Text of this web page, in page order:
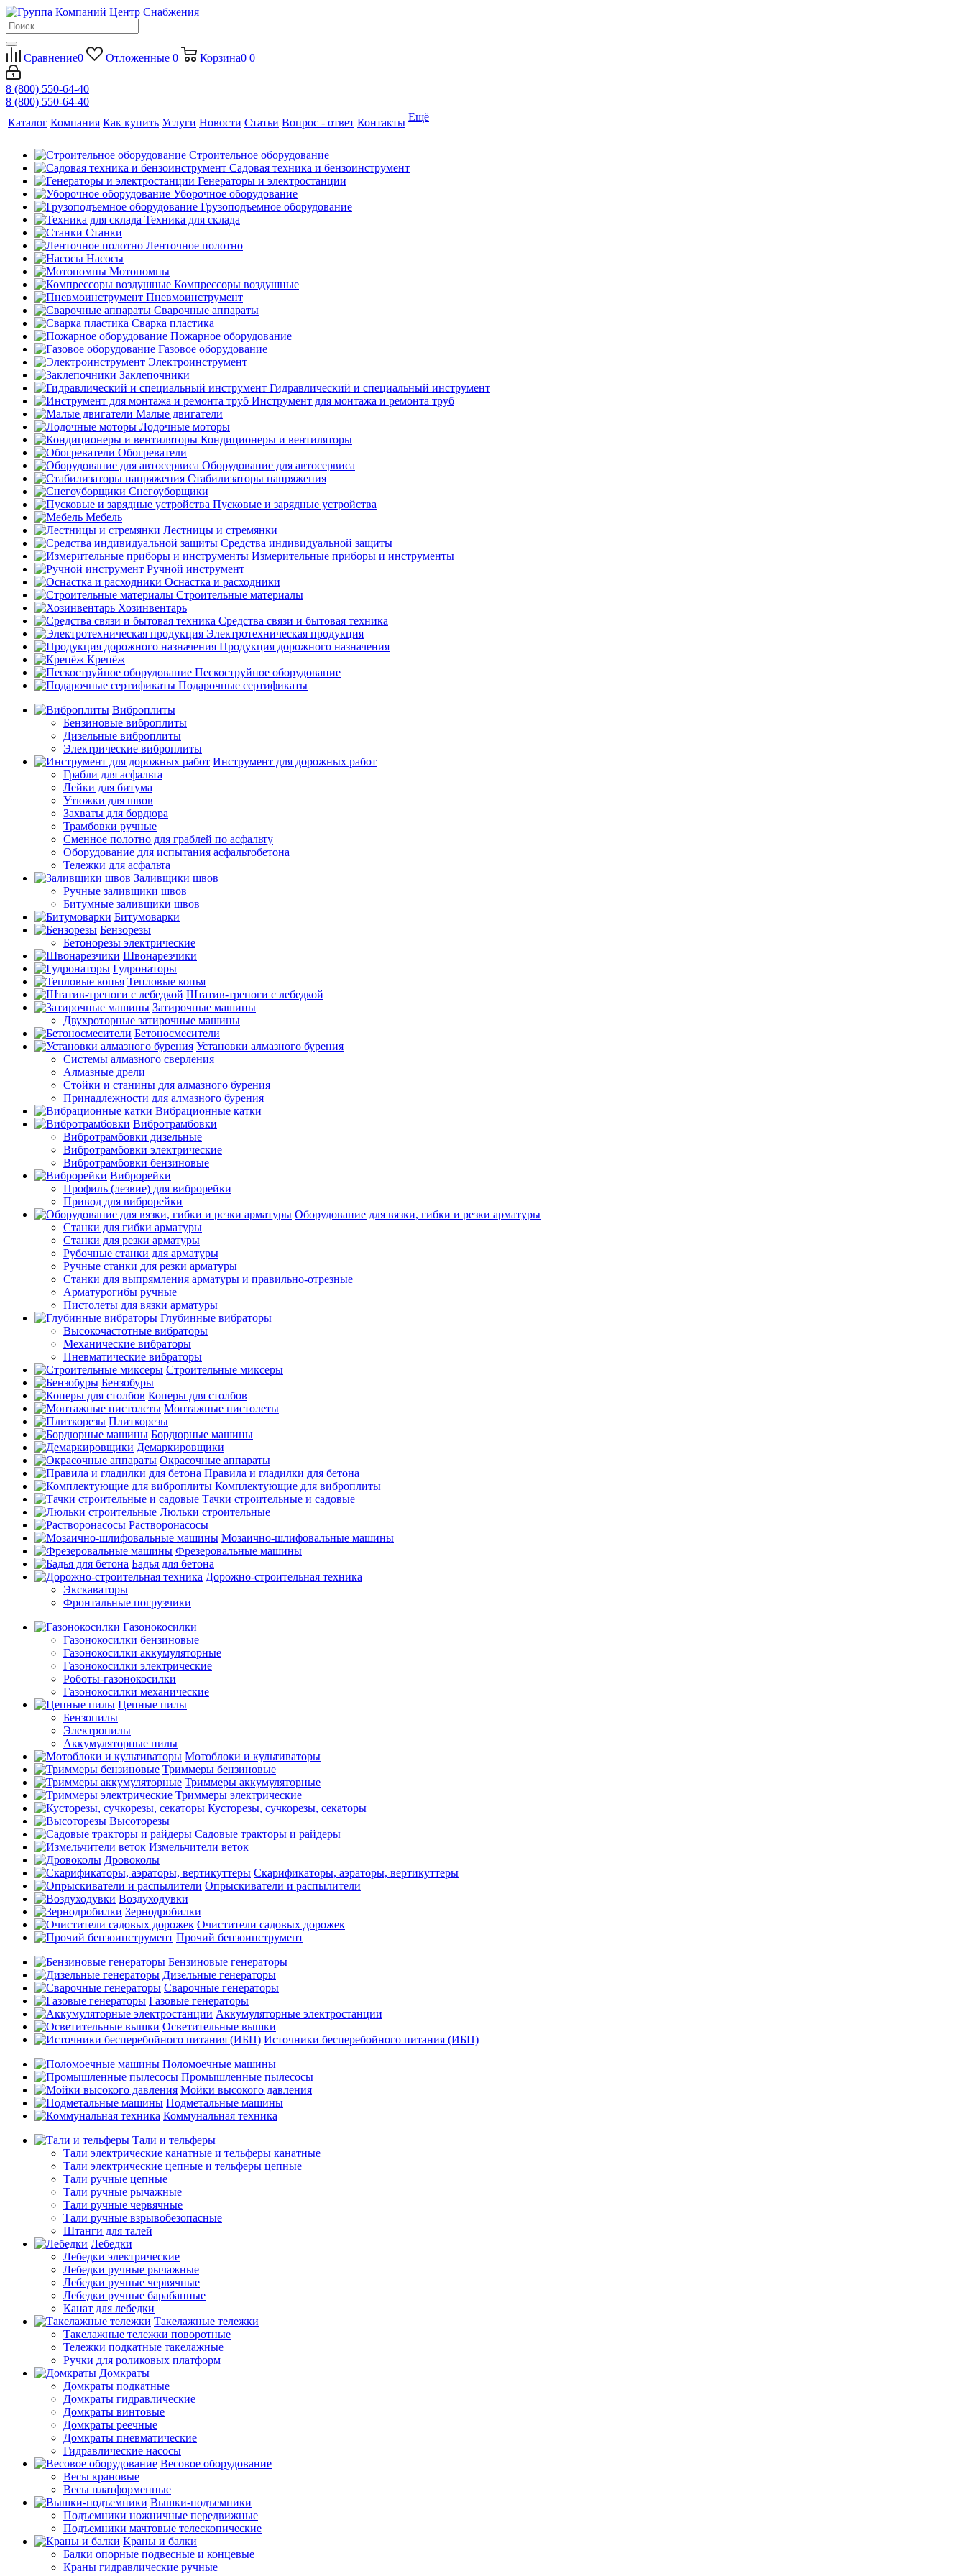
Сравнение0 Отложенные 0 Корзина0 0
8 (800) 550-64-40
8 (800) 550-64-40
Каталог Компания Как купить Услуги Новости Статьи Вопрос - ответ Контакты Ещё
Строительное оборудование
Садовая техника и бензоинструмент
Генераторы и электростанции
Уборочное оборудование
Грузоподъемное оборудование
Техника для склада
Станки
Ленточное полотно
Насосы
Мотопомпы
Компрессоры воздушные
Пневмоинструмент
Сварочные аппараты
Сварка пластика
Пожарное оборудование
Газовое оборудование
Электроинструмент
Заклепочники
Гидравлический и специальный инструмент
Инструмент для монтажа и ремонта труб
Малые двигатели
Лодочные моторы
Кондиционеры и вентиляторы
Обогреватели
Оборудование для автосервиса
Стабилизаторы напряжения
Снегоуборщики
Пусковые и зарядные устройства
Мебель
Лестницы и стремянки
Средства индивидуальной защиты
Измерительные приборы и инструменты
Ручной инструмент
Оснастка и расходники
Строительные материалы
Хозинвентарь
Средства связи и бытовая техника
Электротехническая продукция
Продукция дорожного назначения
Крепёж
Пескоструйное оборудование
Подарочные сертификаты
Виброплиты
Бензиновые виброплиты
Дизельные виброплиты
Электрические виброплиты
Инструмент для дорожных работ
Грабли для асфальта
Лейки для битума
Утюжки для швов
Захваты для бордюра
Трамбовки ручные
Сменное полотно для граблей по асфальту
Оборудование для испытания асфальтобетона
Тележки для асфальта
Заливщики швов
Ручные заливщики швов
Битумные заливщики швов
Битумоварки
Бензорезы
Бетонорезы электрические
Швонарезчики
Гудронаторы
Тепловые копья
Штатив-треноги с лебедкой
Затирочные машины
Двухроторные затирочные машины
Бетоносмесители
Установки алмазного бурения
Системы алмазного сверления
Алмазные дрели
Стойки и станины для алмазного бурения
Принадлежности для алмазного бурения
Вибрационные катки
Вибротрамбовки
Вибротрамбовки дизельные
Вибротрамбовки электрические
Вибротрамбовки бензиновые
Виброрейки
Профиль (лезвие) для виброрейки
Привод для виброрейки
Оборудование для вязки, гибки и резки арматуры
Станки для гибки арматуры
Станки для резки арматуры
Рубочные станки для арматуры
Ручные станки для резки арматуры
Станки для выпрямления арматуры и правильно-отрезные
Арматурогибы ручные
Пистолеты для вязки арматуры
Глубинные вибраторы
Высокочастотные вибраторы
Механические вибраторы
Пневматические вибраторы
Строительные миксеры
Бензобуры
Коперы для столбов
Монтажные пистолеты
Плиткорезы
Бордюрные машины
Демаркировщики
Окрасочные аппараты
Правила и гладилки для бетона
Комплектующие для виброплиты
Тачки строительные и садовые
Люльки строительные
Растворонасосы
Мозаично-шлифовальные машины
Фрезеровальные машины
Бадья для бетона
Дорожно-строительная техника
Экскаваторы
Фронтальные погрузчики
Газонокосилки
Газонокосилки бензиновые
Газонокосилки аккумуляторные
Газонокосилки электрические
Роботы-газонокосилки
Газонокосилки механические
Цепные пилы
Бензопилы
Электропилы
Аккумуляторные пилы
Мотоблоки и культиваторы
Триммеры бензиновые
Триммеры аккумуляторные
Триммеры электрические
Кусторезы, сучкорезы, секаторы
Высоторезы
Садовые тракторы и райдеры
Измельчители веток
Дровоколы
Скарификаторы, аэраторы, вертикуттеры
Опрыскиватели и распылители
Воздуходувки
Зернодробилки
Очистители садовых дорожек
Прочий бензоинструмент
Бензиновые генераторы
Дизельные генераторы
Сварочные генераторы
Газовые генераторы
Аккумуляторные электростанции
Осветительные вышки
Источники бесперебойного питания (ИБП)
Поломоечные машины
Промышленные пылесосы
Мойки высокого давления
Подметальные машины
Коммунальная техника
Тали и тельферы
Тали электрические канатные и тельферы канатные
Тали электрические цепные и тельферы цепные
Тали ручные цепные
Тали ручные рычажные
Тали ручные червячные
Тали ручные взрывобезопасные
Штанги для талей
Лебедки
Лебедки электрические
Лебедки ручные рычажные
Лебедки ручные червячные
Лебедки ручные барабанные
Канат для лебедки
Такелажные тележки
Такелажные тележки поворотные
Тележки подкатные такелажные
Ручки для роликовых платформ
Домкраты
Домкраты подкатные
Домкраты гидравлические
Домкраты винтовые
Домкраты реечные
Домкраты пневматические
Гидравлические насосы
Весовое оборудование
Весы крановые
Весы платформенные
Вышки-подъемники
Подъемники ножничные передвижные
Подъемники мачтовые телескопические
Краны и балки
Балки опорные подвесные и концевые
Краны гидравлические ручные